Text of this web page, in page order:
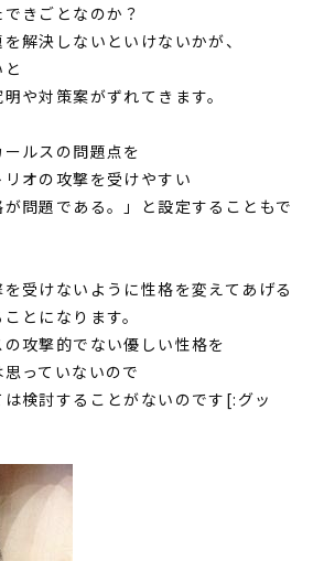
きごとなのか？
決しないといけないかが、
や対策案がずれてきます。
ルスの問題点を
オの攻撃を受けやすい
題である。」と設定することもで
けないように性格を変えてあげる
になります。
攻撃的でない優しい性格を
っていないので
討することがないのです[:グッ